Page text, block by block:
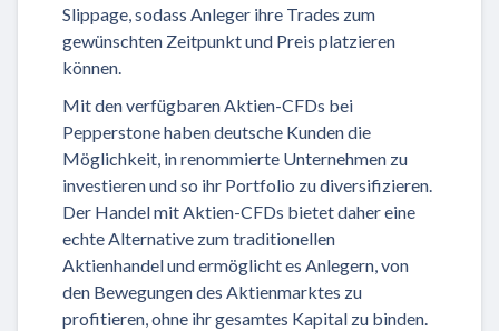
Slippage, sodass Anleger ihre Trades zum
gewünschten Zeitpunkt und Preis platzieren
können.
Mit den verfügbaren Aktien-CFDs bei
Pepperstone haben deutsche Kunden die
Möglichkeit, in renommierte Unternehmen zu
investieren und so ihr Portfolio zu diversifizieren.
Der Handel mit Aktien-CFDs bietet daher eine
echte Alternative zum traditionellen
Aktienhandel und ermöglicht es Anlegern, von
den Bewegungen des Aktienmarktes zu
profitieren, ohne ihr gesamtes Kapital zu binden.